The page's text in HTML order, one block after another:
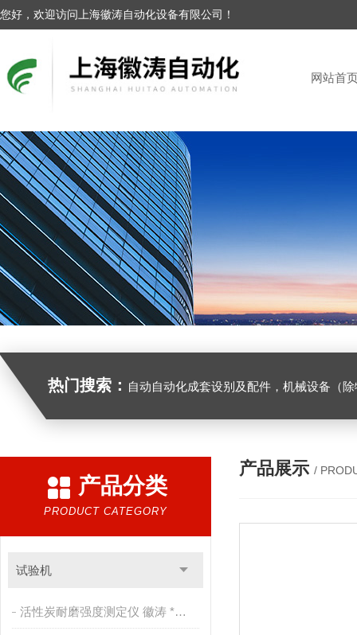
您好，欢迎访问上海徽涛自动化设备有限公司！
网站首
热门搜索： 自动自动化成套设别及配件，机械设备（除特种设备）及配件制造，加工（以上限分支机构经营），设计，批发，零售，模具，五金制品，工具加工（限分支机构经营），设计，批发，零售。五金交电，金属材料，金属制品，不锈钢制品，建筑材料，钢材，橡塑制品，环保设备，润滑剂，汽车配件，摩托车配件的批发，零售。（企业经营涉及行政许可的，凭许可证件经营）化成套设别及配件，机械设备（除特种设
产品分类
PRODUCT CATEGORY
试验机
活性炭耐磨强度测定仪 徽涛 *售后
产品展示 /